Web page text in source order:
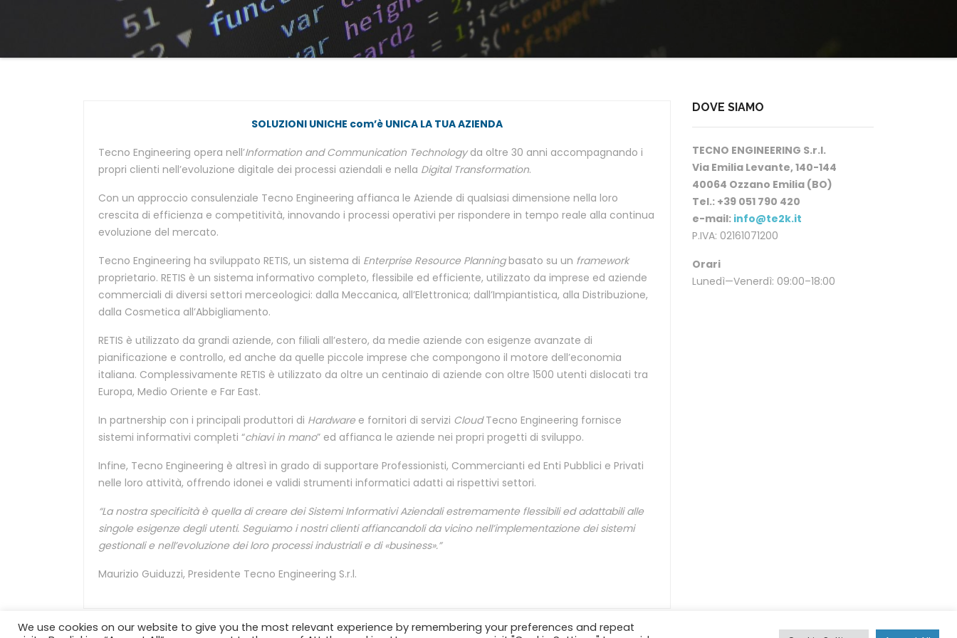
SOLUZIONI UNICHE com’è UNICA LA TUA AZIENDA
Tecno Engineering opera nell’Information and Communication Technologyda oltre 30 anni accompagnando i
propri clienti nell’evoluzione digitale dei processi aziendali e nella Digital Transformation.
Con un approccio consulenziale Tecno Engineering affianca le Aziende di qualsiasi dimensione nella loro
crescita di efficienza e competitività, innovando i processi operativi per rispondere in tempo reale alla continua
evoluzione del mercato.
Tecno Engineering ha sviluppato RETIS, un sistema di Enterprise Resource Planningbasato su un framework
proprietario. RETIS è un sistema informativo completo, flessibile ed efficiente, utilizzato da imprese ed aziende
commerciali di diversi settori merceologici: dalla Meccanica, all’Elettronica; dall’Impiantistica, alla Distribuzione,
dalla Cosmetica all’Abbigliamento.
RETIS è utilizzato da grandi aziende, con filiali all’estero, da medie aziende con esigenze avanzate di
pianificazione e controllo, ed anche da quelle piccole imprese che compongono il motore dell’economia
italiana. Complessivamente RETIS è utilizzato da oltre un centinaio di aziende con oltre 1500 utenti dislocati tra
Europa, Medio Oriente e Far East.
In partnership con i principali produttori di Hardware e fornitori di servizi CloudTecno Engineering fornisce
sistemi informativi completi “chiavi in mano” ed affianca le aziende nei propri progetti di sviluppo.
Infine, Tecno Engineering è altresì in grado di supportare Professionisti, Commercianti ed Enti Pubblici e Privati
nelle loro attività, offrendo idonei e validi strumenti informatici adatti ai rispettivi settori.
“La nostra specificità è quella di creare dei Sistemi Informativi Aziendali estremamente flessibili ed adattabili alle
singole esigenze degli utenti. Seguiamo i nostri clienti affiancandoli da vicino nell’implementazione dei sistemi
gestionali e nell’evoluzione dei loro processi industriali e di «business».”
Maurizio Guiduzzi, Presidente Tecno Engineering S.r.l.
DOVE SIAMO
TECNO ENGINEERING S.r.l.
Via Emilia Levante, 140-144
40064 Ozzano Emilia (BO)
Tel.: +39 051 790 420
e-mail: info@te2k.it
P.IVA: 02161071200
Orari
Lunedì—Venerdì: 09:00–18:00
We use cookies on our website to give you the most relevant experience by remembering your preferences and repeat